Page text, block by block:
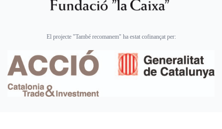
El projecte "També recomanem" ha estat cofinançat per: